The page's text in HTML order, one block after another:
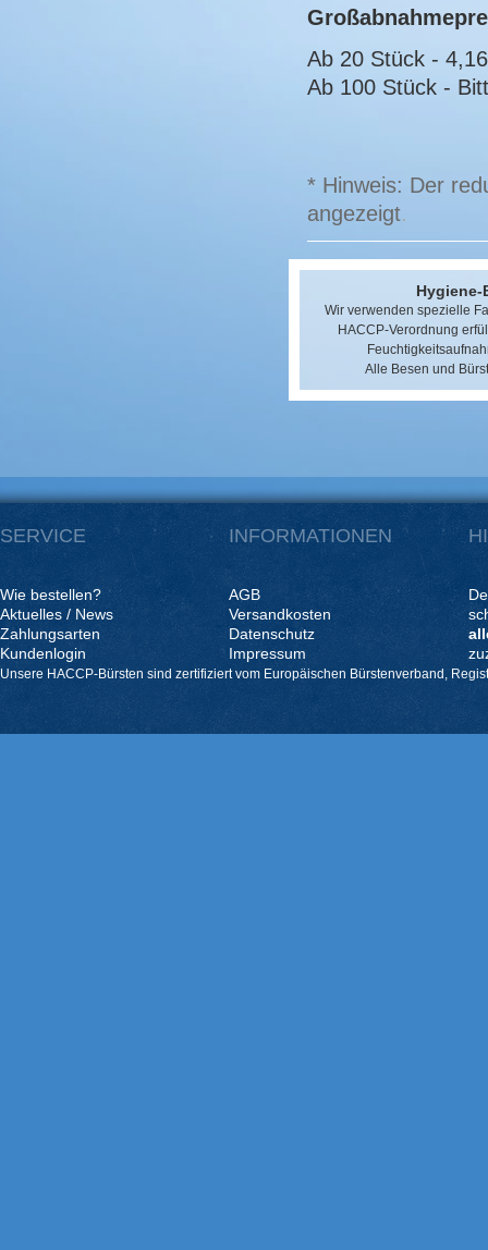
Ab 20 Stück -
Ab 100 Stück -
* Hinweis: Der
angezeigt.
Hygiene-
Wir verwenden spezielle
HACCP-Verordnung
Alle Besen und
SERVICE
Wie bestellen?
Aktuelles / News
Zahlungsarten
Kundenlogin
INFORMATIONEN
AGB
Versandkosten
Datenschutz
Impressum
Unsere HACCP-Bürsten sind zertifiziert vom Europäischen Bürstenverband,